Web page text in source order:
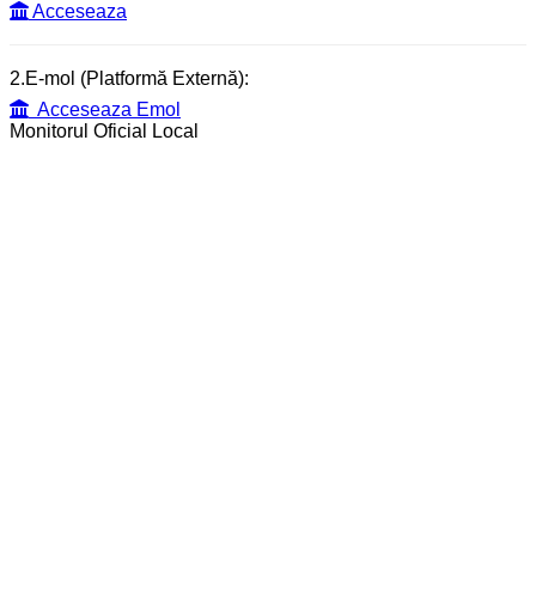
Acceseaza
2.E-mol (Platformă Externă):
Acceseaza Emol
Monitorul Oficial Local